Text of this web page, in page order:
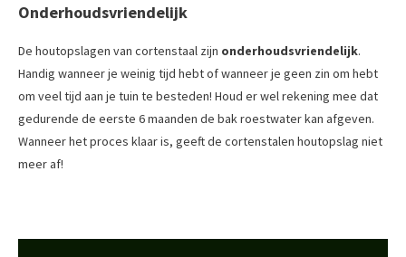
Onderhoudsvriendelijk
De houtopslagen van cortenstaal zijn onderhoudsvriendelijk.
Handig wanneer je weinig tijd hebt of wanneer je geen zin om hebt
om veel tijd aan je tuin te besteden! Houd er wel rekening mee dat
gedurende de eerste 6 maanden de bak roestwater kan afgeven.
Wanneer het proces klaar is, geeft de cortenstalen houtopslag niet
meer af!